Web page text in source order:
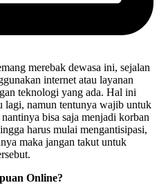
merebak dewasa ini, sejalan
internet atau layanan
teknologi yang ada. Hal ini
lagi, namun tentunya wajib untuk
bisa saja menjadi korban
harus mulai mengantisipasi,
maka jangan takut untuk
Online?